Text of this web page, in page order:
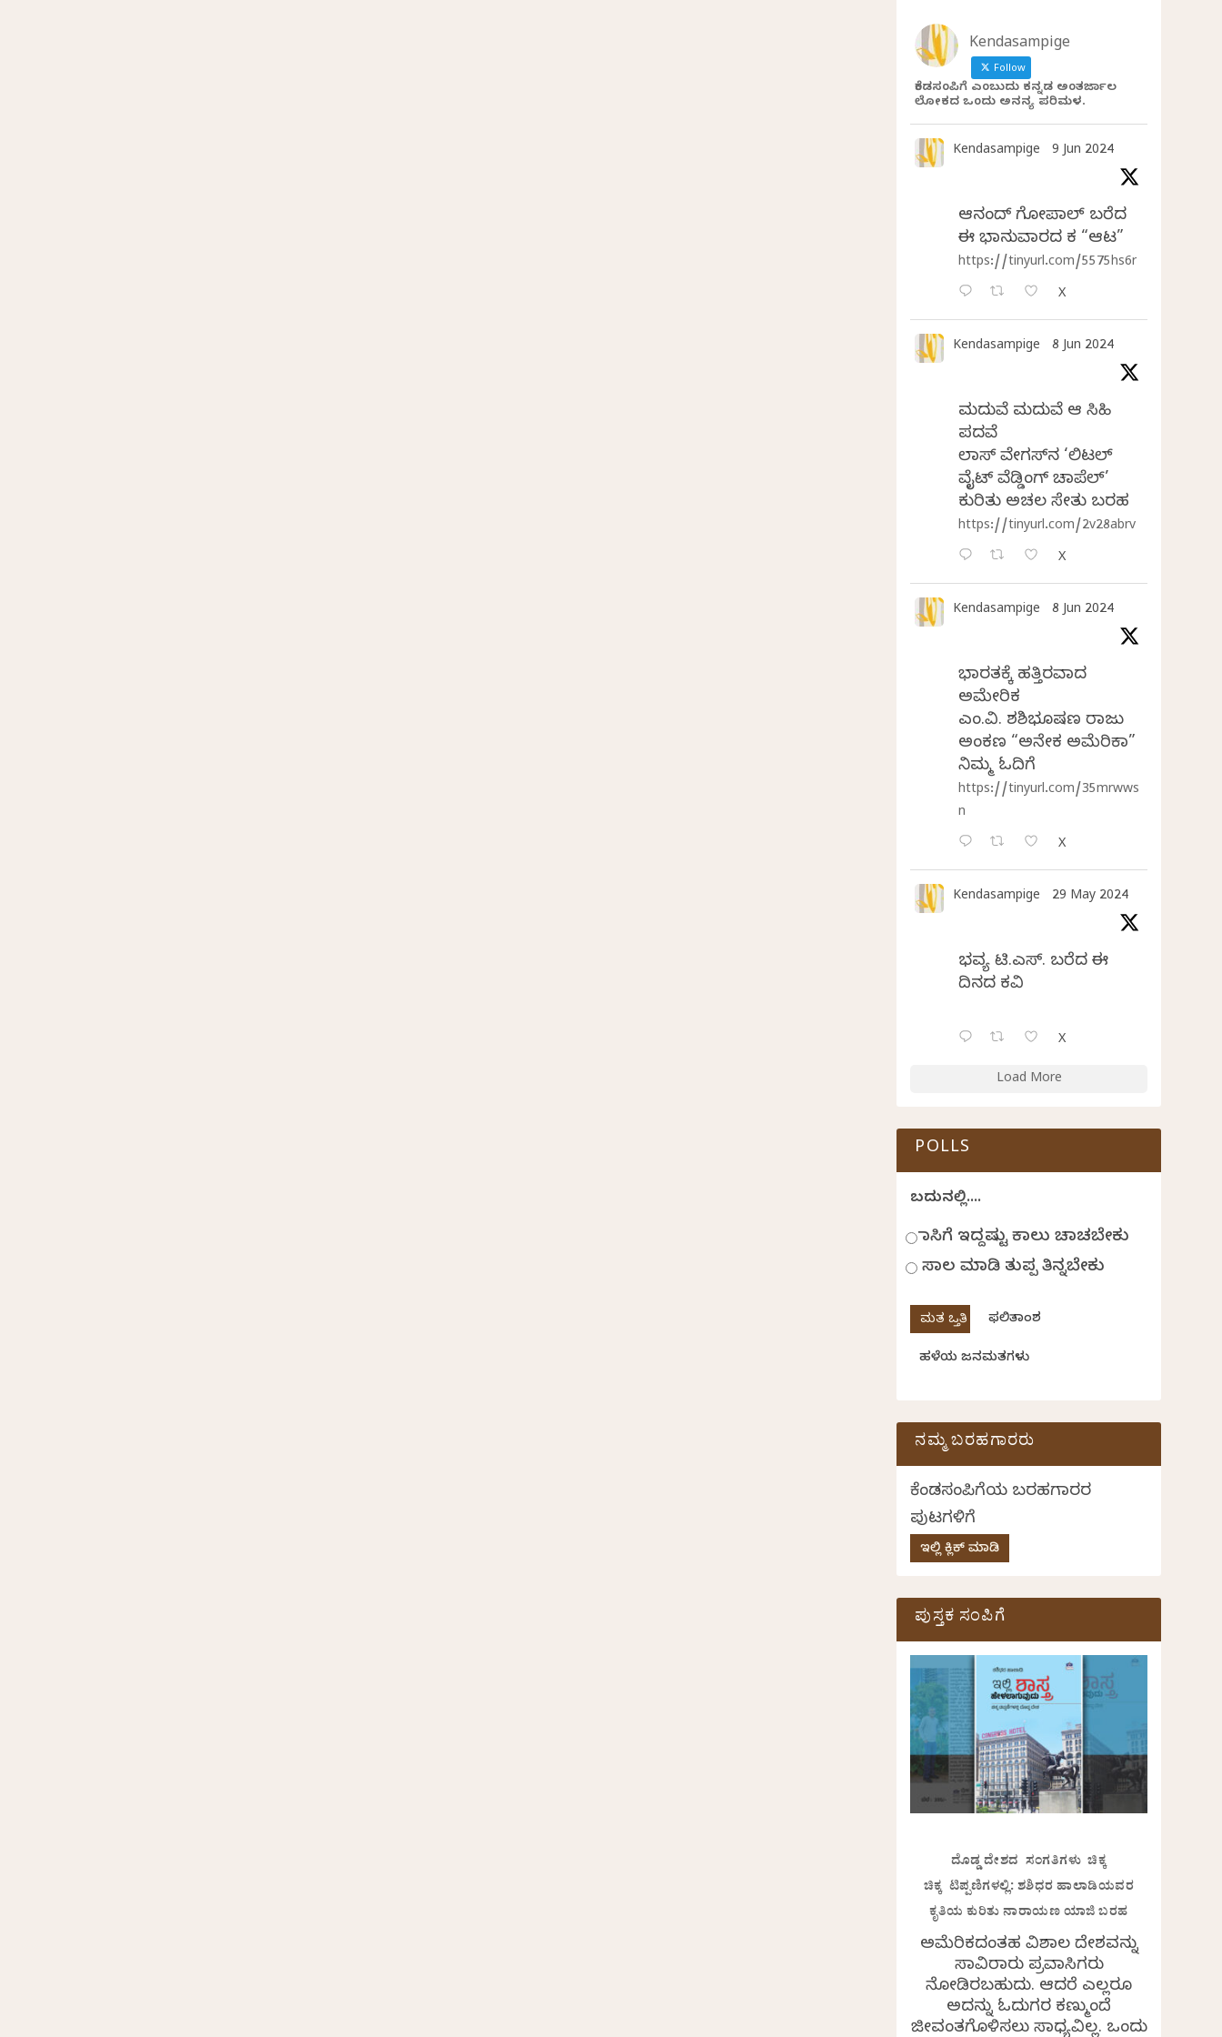
Kendasampige
Follow
ಕೆಂಡಸಂಪಿಗೆ ಎಂಬುದು ಕನ್ನಡ ಅಂತರ್ಜಾಲ
ಲೋಕದ ಒಂದು ಅನನ್ಯ ಪರಿಮಳ.
Kendasampige 9 Jun 2024
ಆನಂದ್‌ ಗೋಪಾಲ್‌ ಬರೆದ
ಈ ಭಾನುವಾರದ ಕತೆ “ಆಟ”
https://tinyurl.com/5575hs6r
X
Kendasampige 8 Jun 2024
ಮದುವೆ ಮದುವೆ ಆ ಸಿಹಿ
ಪದವೆ
ಲಾಸ್‌ ವೇಗಸ್‌ನ ‘ಲಿಟಲ್
ವೈಟ್ ವೆಡ್ಡಿಂಗ್ ಚಾಪೆಲ್’
ಕುರಿತು ಅಚಲ ಸೇತು ಬರಹ
https://tinyurl.com/2v28abrv
X
Kendasampige 8 Jun 2024
ಭಾರತಕ್ಕೆ ಹತ್ತಿರವಾದ
ಅಮೇರಿಕ
ಎಂ.ವಿ. ಶಶಿಭೂಷಣ ರಾಜು
ಅಂಕಣ “ಅನೇಕ ಅಮೆರಿಕಾ”
ನಿಮ್ಮ ಓದಿಗೆ
https://tinyurl.com/35mrwws
n
X
Kendasampige 29 May 2024
ಭವ್ಯ ಟಿ.ಎಸ್. ಬರೆದ ಈ
ದಿನದ ಕವಿತೆ
X
Load More
POLLS
ಬದುಕಿನಲ್ಲಿ....
ಹಾಸಿಗೆ ಇದ್ದಷ್ಟು ಕಾಲು ಚಾಚಬೇಕು
ಸಾಲ ಮಾಡಿ ತುಪ್ಪ ತಿನ್ನಬೇಕು
ಫಲಿತಾಂಶ
ಹಳೆಯ ಜನಮತಗಳು
ನಮ್ಮ ಬರಹಗಾರರು
ಕೆಂಡಸಂಪಿಗೆಯ ಬರಹಗಾರರ
ಪುಟಗಳಿಗೆ
ಇಲ್ಲಿ ಕ್ಲಿಕ್ ಮಾಡಿ
ಪುಸ್ತಕ ಸಂಪಿಗೆ
ದೊಡ್ಡ ದೇಶದ ಸಂಗತಿಗಳು ಚಿಕ್ಕ
ಚಿಕ್ಕ ಟಿಪ್ಪಣಿಗಳಲ್ಲಿ: ಶಶಿಧರ ಹಾಲಾಡಿಯವರ
ಕೃತಿಯ ಕುರಿತು ನಾರಾಯಣ ಯಾಜಿ ಬರಹ
ಅಮೆರಿಕದಂತಹ ವಿಶಾಲ ದೇಶವನ್ನು
ಸಾವಿರಾರು ಪ್ರವಾಸಿಗರು
ನೋಡಿರಬಹುದು. ಆದರೆ ಎಲ್ಲರೂ
ಅದನ್ನು ಓದುಗರ ಕಣ್ಮುಂದೆ
ಜೀವಂತಗೊಳಿಸಲು ಸಾಧ್ಯವಿಲ್ಲ. ಒಂದು